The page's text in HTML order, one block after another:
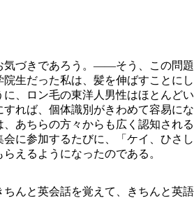
気づきであろう。――そう、この問題
生だった私は、髪を伸ばすことにし
、ロン毛の東洋人男性はほとんどい
れば、個体識別がきわめて容易にな
あちらの方々からも広く認知される
に参加するたびに、「ケイ、ひさし
えるようになったのである。
ちんと英会話を覚えて、きちんと英語